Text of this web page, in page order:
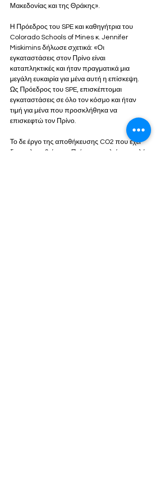
Μακεδονίας και της Θράκης».
Η Πρόεδρος του SPE και καθηγήτρια του
Colorado Schools of Mines κ. Jennifer
Miskimins δήλωσε σχετικά: «Οι
εγκαταστάσεις στον Πρίνο είναι
καταπληκτικές και ήταν πραγματικά μια
μεγάλη ευκαιρία για μένα αυτή η επίσκεψη.
Ως Πρόεδρος του SPE, επισκέπτομαι
εγκαταστάσεις σε όλο τον κόσμο και ήταν
τιμή για μένα που προσκλήθηκα να
επισκεφτώ τον Πρίνο.
Το δε έργο της αποθήκευσης CO2 που έχει
δρομολογηθεί στον Πρίνο αποτελεί μια πολύ